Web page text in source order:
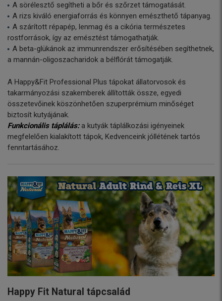
A sörélesztő segítheti a bőr és szőrzet támogatását.
A rizs kiváló energiaforrás és könnyen emészthető tápanyag.
A szárított répapép, lenmag és a cikória természetes
rostforrások, így az emésztést támogathatják.
A beta-glükánok az immunrendszer erősítésében segíthetnek,
a mannán-oligoszacharidok a bélflórát támogatják.
A Happy&Fit Professional Plus tápokat állatorvosok és
takarmányozási szakemberek állították össze, egyedi
összetevőinek köszönhetően szuperprémium minőséget
biztosít kutyájának.
Funkcionális táplálás:a kutyák táplálkozási igényeinek
megfelelően kialakított tápok, Kedvenceink jóllétének tartós
fenntartásához.
Happy Fit Natural tápcsalád